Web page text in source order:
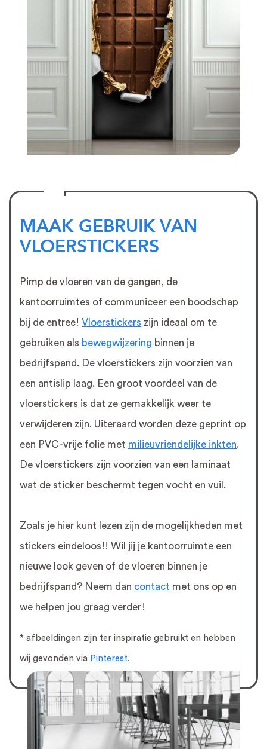
MAAK GEBRUIK VAN
VLOERSTICKERS
Pimp de vloeren van de gangen, de
kantoorruimtes of communiceer een boodschap
bij de entree! Vloerstickers zijn ideaal om te
gebruiken als bewegwijzering binnen je
bedrijfspand. De vloerstickers zijn voorzien van
een antislip laag. Een groot voordeel van de
vloerstickers is dat ze gemakkelijk weer te
verwijderen zijn. Uiteraard worden deze geprint op
een PVC-vrije folie met milieuvriendelijke inkten.
De vloerstickers zijn voorzien van een laminaat
wat de sticker beschermt tegen vocht en vuil.
Zoals je hier kunt lezen zijn de mogelijkheden met
stickers eindeloos!! Wil jij je kantoorruimte een
nieuwe look geven of de vloeren binnen je
bedrijfspand? Neem dan contact met ons op en
we helpen jou graag verder!
* afbeeldingen zijn ter inspiratie gebruikt en hebben
wij gevonden via Pinterest.